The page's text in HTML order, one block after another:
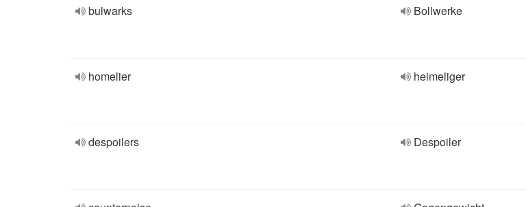
bulwarks Bollwerke
homelier heimeliger
despoilers Despoiler